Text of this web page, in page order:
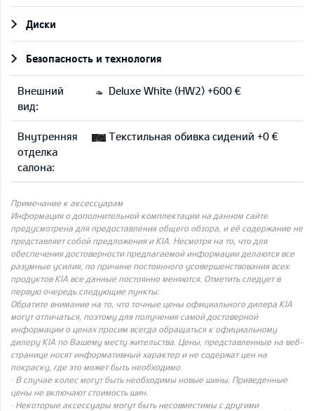
Диски
Безопасность и технология
Внешний
вид:
Deluxe White (HW2) +600 €
Внутренняя
отделка
салона:
Текстильная обивка сидений +0 €
Примечание к аксессуарам
Информация о дополнительной комплектации на данном сайте
предусмотрена для предоставления общего обзора, и её содержание не
представляет собой предложения и KIA. Несмотря на то, что для
обеспечения достоверности предлагаемой информации делаются все
разумные усилия, по причине постоянного усовершенствования всех
продуктов KIA все данные постоянно меняются. Отметить следует в
первую очередь следующие пункты:
Обратите внимание на то, что точные цены официального дилера KIA
могут отличаться, поэтому для получения самой достоверной
информации о ценах просим всегда обращаться к официальному
дилеру KIA по Вашему месту жительства. Цены, представленные на веб-
странице носят информативный характер и не содержат цен на
покраску, где это может быть необходимо.
· В случае колес могут быть необходимы новые шины. Приведенные
цены не включают стоимость шин.
· Некоторые аксессуары могут быть несовместимы с другими